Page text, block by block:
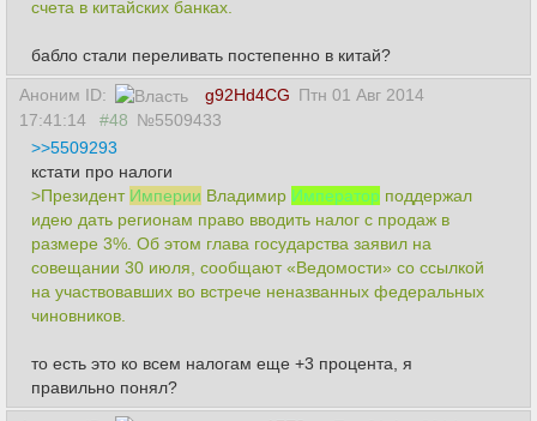
счета в китайских банках.
бабло стали переливать постепенно в китай?
Аноним ID: g92Hd4CG Птн 01 Авг 2014
17:41:14
#48 №5509433
>>5509293
кстати про налоги
>Президент Империи Владимир Император поддержал
идею дать регионам право вводить налог с продаж в
размере 3%. Об этом глава государства заявил на
совещании 30 июля, сообщают «Ведомости» со ссылкой
на участвовавших во встрече неназванных федеральных
чиновников.
то есть это ко всем налогам еще +3 процента, я
правильно понял?